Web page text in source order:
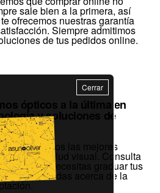
sale bien a la primera, así
ofrecemos nuestras garantía
Siempre admitimos
de tus pedidos online.
ópticos a la última en
y soluciones de
visual
las mejores
de salud visual. Consulta
si necesitas graduar tus
o tienes dudas acerca de la
Cerrar